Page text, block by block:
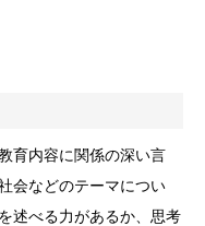
育内容に関係の深い言
会などのテーマについ
述べる力があるか、思考